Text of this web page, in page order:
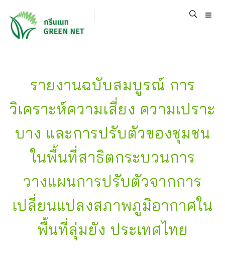
รายงานฉบับสมบูรณ์ การ
วิเคราะห์ความเสี่ยง ความเปราะ
บาง และการปรับตัวของชุมชน
ในพื้นที่สาธิตกระบวนการ
วางแผนการปรับตัวจากการ
เปลี่ยนแปลงสภาพภูมิอากาศใน
พื้นที่ลุ่มยัง ประเทศไทย